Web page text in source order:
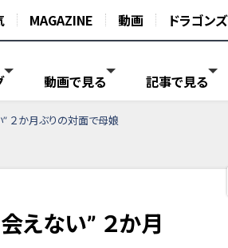
MAGAZINE 動画 ドラゴンズ
動画で見る 記事で見る
” ２か月ぶりの対面で母娘
えない” ２か月